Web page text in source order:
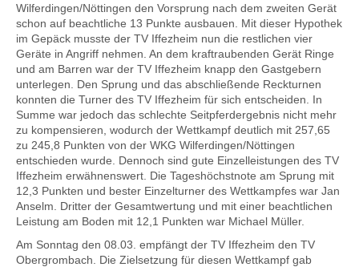
Wilferdingen/Nöttingen den Vorsprung nach dem zweiten Gerät
schon auf beachtliche 13 Punkte ausbauen. Mit dieser Hypothek
im Gepäck musste der TV Iffezheim nun die restlichen vier
Geräte in Angriff nehmen. An dem kraftraubenden Gerät Ringe
und am Barren war der TV Iffezheim knapp den Gastgebern
unterlegen. Den Sprung und das abschließende Reckturnen
konnten die Turner des TV Iffezheim für sich entscheiden. In
Summe war jedoch das schlechte Seitpferdergebnis nicht mehr
zu kompensieren, wodurch der Wettkampf deutlich mit 257,65
zu 245,8 Punkten von der WKG Wilferdingen/Nöttingen
entschieden wurde. Dennoch sind gute Einzelleistungen des TV
Iffezheim erwähnenswert. Die Tageshöchstnote am Sprung mit
12,3 Punkten und bester Einzelturner des Wettkampfes war Jan
Anselm. Dritter der Gesamtwertung und mit einer beachtlichen
Leistung am Boden mit 12,1 Punkten war Michael Müller.
Am Sonntag den 08.03. empfängt der TV Iffezheim den TV
Obergrombach. Die Zielsetzung für diesen Wettkampf gab